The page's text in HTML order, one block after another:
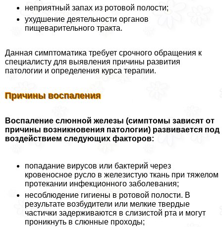
неприятный запах из ротовой полости;
ухудшение деятельности органов
пищеварительного тpaкта.
Данная симптоматика требует срочного обращения к
специалисту для выявления причины развития
патологии и определения курса терапии.
Причины воспаления
Воспаление слюнной железы (симптомы зависят от
причины возникновения патологии) развивается под
воздействием следующих факторов:
попадание вирусов или бактерий через
кровеносное русло в железистую ткань при тяжелом
протекании инфекционного заболевания;
несоблюдение гигиены в ротовой полости. В
результате возбудители или мелкие твердые
частички задерживаются в слизистой рта и могут
проникнуть в слюнные проходы;